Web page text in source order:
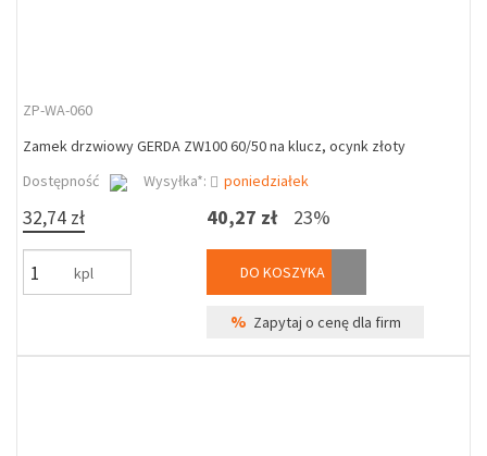
ZP-WA-060
Zamek drzwiowy GERDA ZW100 60/50 na klucz, ocynk złoty
Dostępność
Wysyłka*: poniedziałek
32,74 zł
kpl
40,27 zł 23%
DO KOSZYKA
% Zapytaj o cenę dla firm